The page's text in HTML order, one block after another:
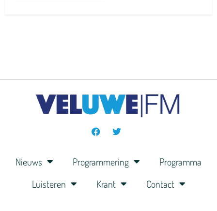
Nieuws Programmering
Programma
Luisteren
Krant Contact